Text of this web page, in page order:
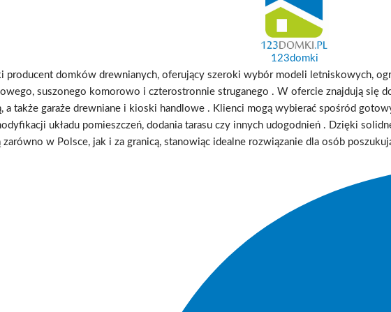
123domki
producent domków drewnianych, oferujący szeroki wybór modeli letniskowych,
suszonego komorowo i czterostronnie struganego . W ofercie znajdują się
a także garaże drewniane i kioski handlowe. Klienci mogą wybierać spośród
układu pomieszczeń, dodania tarasu czy innych udogodnień . Dzięki
zarówno w Polsce, jak i za granicą, stanowiąc idealne rozwiązanie dla osób